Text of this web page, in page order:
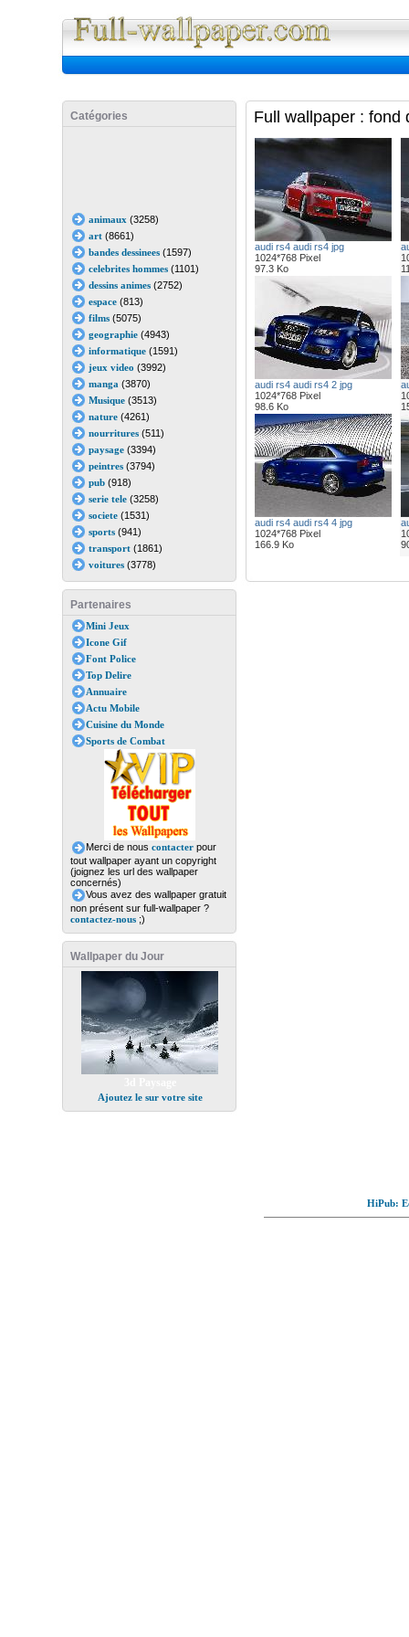
Catégories
animaux (3258)
art(8661)
bandes dessinees(1597)
celebrites hommes(1101)
dessins animes(2752)
espace(813)
films(5075)
geographie(4943)
informatique(1591)
jeux video (3992)
manga (3870)
Musique(3513)
nature(4261)
nourritures(511)
paysage(3394)
peintres(3794)
pub(918)
serie tele(3258)
societe(1531)
sports(941)
transport(1861)
voitures(3778)
Partenaires
Mini Jeux
Icone Gif
Font Police
Top Delire
Annuaire
Actu Mobile
Cuisine du Monde
Sports de Combat
Merci de nous contacterpour
tout wallpaper ayant un copyright
(joignez les url des wallpaper
concernés)
Vous avez des wallpaper gratuit
non présent sur full-wallpaper ?
contactez-nous;)
Wallpaper du Jour
Ajoutez le sur votre site
Full wallpaper : fond
audi rs4 audi rs4 jpg
1024*768 Pixel
97.3 Ko
audi rs4 audi rs4 2 jpg
1024*768 Pixel
98.6 Ko
audi rs4 audi rs4 4 jpg
1024*768 Pixel
166.9 Ko
HiPub: